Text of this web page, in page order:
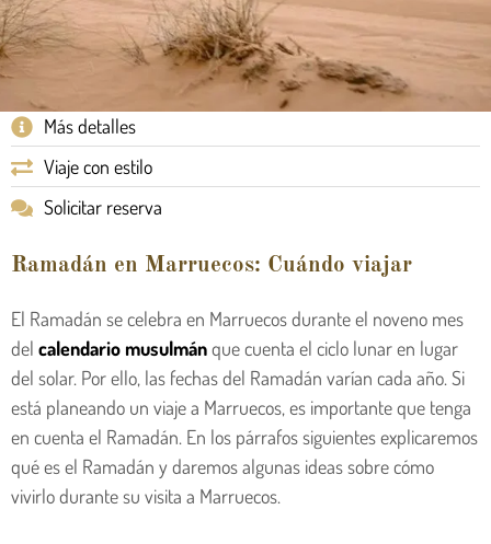
Más detalles
Viaje con estilo
Solicitar reserva
Ramadán en Marruecos: Cuándo viajar
El Ramadán se celebra en Marruecos durante el noveno mes
del calendario musulmánque cuenta el ciclo lunar en lugar
del solar. Por ello, las fechas del Ramadán varían cada año. Si
está planeando un viaje a Marruecos, es importante que tenga
en cuenta el Ramadán. En los párrafos siguientes explicaremos
qué es el Ramadán y daremos algunas ideas sobre cómo
vivirlo durante su visita a Marruecos.